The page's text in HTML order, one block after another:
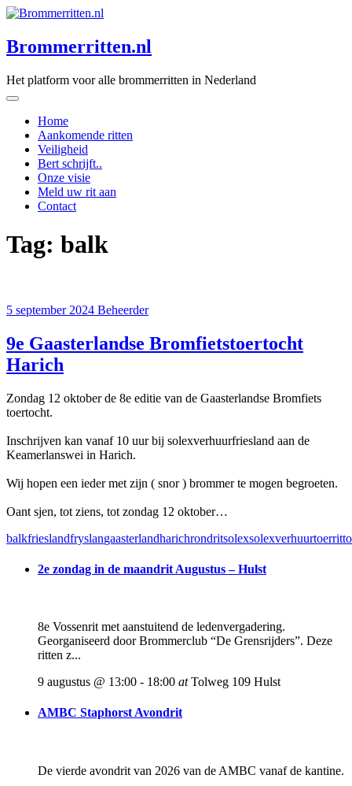
Skip
content
Brommerritten.nl
Het platform voor alle brommerritten in Nederland
Home
Aankomende ritten
Veiligheid
Bert schrijft..
Onze visie
Meld uw rit aan
Contact
Tag: balk
5 september 2024 Beheerder
9e Gaasterlandse Bromfietstoertocht
Harich
Zondag 12 oktober de 8e editie van de Gaasterlandse Bromfiets
toertocht.
Inschrijven kan vanaf 10 uur bij solexverhuurfriesland aan de
Keamerlanswei in Harich.
Wij hopen een ieder met zijn ( snor ) brommer te mogen begroeten.
Oant sjen, tot ziens, tot zondag 12 oktober…
balkfrieslandfryslangaasterlandharichrondritsolexsolexverhuurtoerrit
2e zondag in de maandrit Augustus – Hulst
8e Vossenrit met aanstuitend de ledenvergadering.
Georganiseerd door Brommerclub “De Grensrijders”. Deze
ritten z...
9 augustus @ 13:00 - 18:00 atTolweg 109 Hulst
AMBC Staphorst Avondrit
De vierde avondrit van 2026 van de AMBC vanaf de kantine.